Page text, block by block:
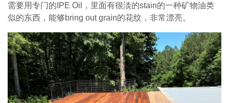
需要用专门的IPE Oil，里面有很淡的stain的一种矿物油类
似的东西，能够bring out grain的花纹，非常漂亮。